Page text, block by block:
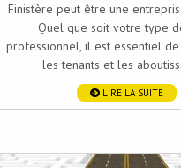
Finistère peut être une
Quel que soit votre type
professionnel, il est essentiel
les tenants et les
LIRE LA SUITE